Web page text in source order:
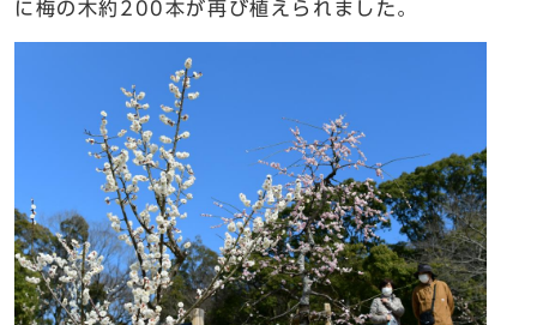
に梅の木約200本が再び植えられました。